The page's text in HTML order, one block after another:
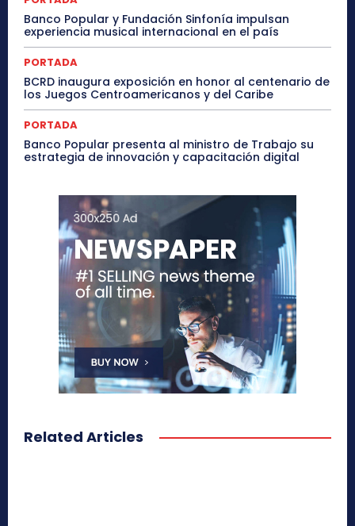
Banco Popular y Fundación Sinfonía impulsan
experiencia musical internacional en el país
PORTADA
BCRD inaugura exposición en honor al centenario de
los Juegos Centroamericanos y del Caribe
PORTADA
Banco Popular presenta al ministro de Trabajo su
estrategia de innovación y capacitación digital
Related Articles